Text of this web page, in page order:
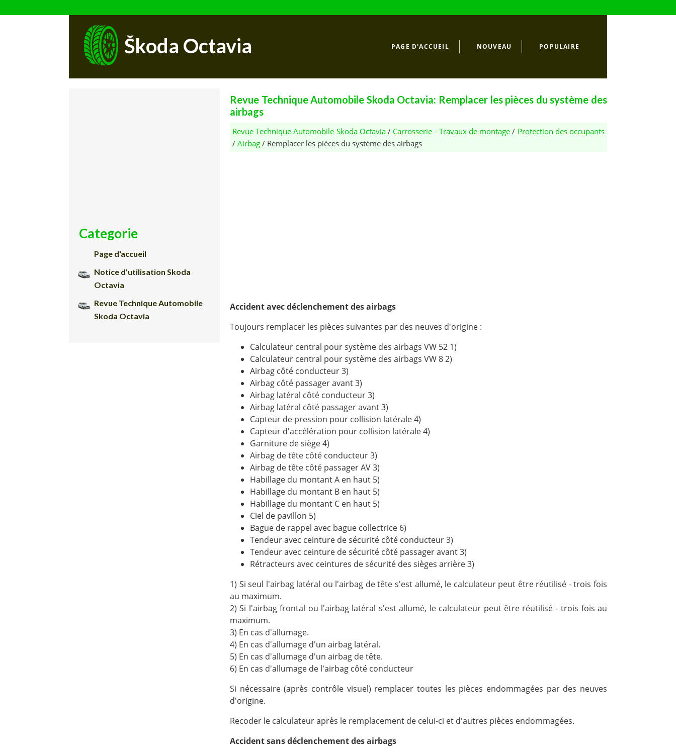
Škoda Octavia PAGE D'ACCUEIL NOUVEAU POPULAIRE
Revue Technique Automobile Skoda Octavia: Remplacer les pièces du système des
airbags
Revue Technique Automobile Skoda Octavia/ Carrosserie - Travaux de montage / Protection des occupants
/ Airbag / Remplacer les pièces du système des airbags
Accident avec déclenchement des airbags
Toujours remplacer les pièces suivantes par des neuves d'origine :
Calculateur central pour système des airbags VW 52 1)
Calculateur central pour système des airbags VW 8 2)
Airbag côté conducteur 3)
Airbag côté passager avant 3)
Airbag latéral côté conducteur 3)
Airbag latéral côté passager avant 3)
Capteur de pression pour collision latérale 4)
Capteur d'accélération pour collision latérale 4)
Garniture de siège 4)
Airbag de tête côté conducteur 3)
Airbag de tête côté passager AV 3)
Habillage du montant A en haut 5)
Habillage du montant B en haut 5)
Habillage du montant C en haut 5)
Ciel de pavillon 5)
Bague de rappel avec bague collectrice 6)
Tendeur avec ceinture de sécurité côté conducteur 3)
Tendeur avec ceinture de sécurité côté passager avant 3)
Rétracteurs avec ceintures de sécurité des sièges arrière 3)
1) Si seul l'airbag latéral ou l'airbag de tête s'est allumé, le calculateur peut être réutilisé - trois fois
au maximum.
2) Si l'airbag frontal ou l'airbag latéral s'est allumé, le calculateur peut être réutilisé - trois fois au
maximum.
3) En cas d'allumage.
4) En cas d'allumage d'un airbag latéral.
5) En cas d'allumage d'un airbag de tête.
6) En cas d'allumage de l'airbag côté conducteur
Si nécessaire (après contrôle visuel) remplacer toutes les pièces endommagées par des neuves
d'origine.
Recoder le calculateur après le remplacement de celui-ci et d'autres pièces endommagées.
Accident sans déclenchement des airbags
Categorie
Page d'accueil
Notice d'utilisation Skoda
Octavia
Revue Technique Automobile
Skoda Octavia